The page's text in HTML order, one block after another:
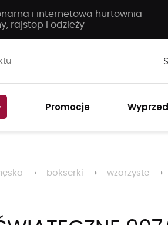
i internetowa hurtownia
rajstop i odzieży
Promocje
bokserki wzorzyste